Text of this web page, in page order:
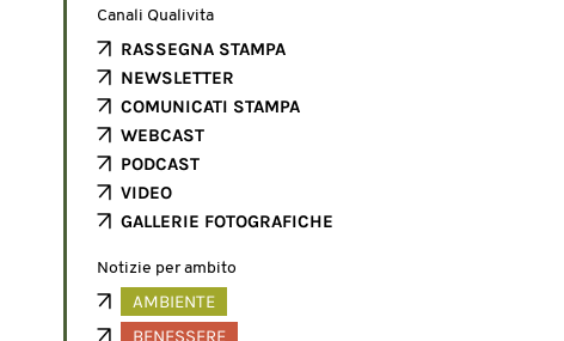
Canali Qualivita
RASSEGNA STAMPA
NEWSLETTER
COMUNICATI STAMPA
WEBCAST
PODCAST
VIDEO
GALLERIE FOTOGRAFICHE
Notizie per ambito
AMBIENTE
BENESSERE